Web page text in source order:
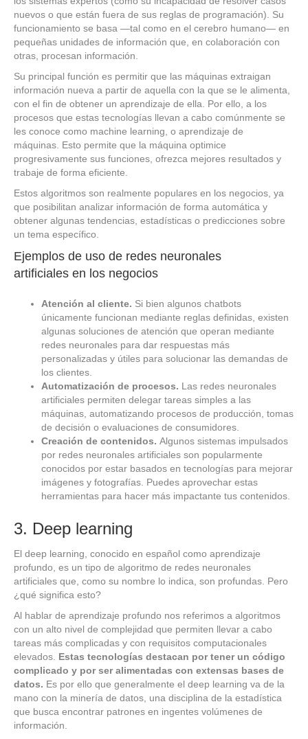
nuevos o que están fuera de sus reglas de programación). Su
funcionamiento se basa —tal como en el cerebro humano— en
pequeñas unidades de información que, en colaboración con
otras, procesan información.
Su principal función es permitir que las máquinas extraigan
información nueva a partir de aquella con la que se le alimenta,
con el fin de obtener un aprendizaje de ella. Por ello, a los
procesos que estas tecnologías llevan a cabo comúnmente se
les conoce como machine learning, o aprendizaje de
máquinas. Esto permite que la máquina optimice
progresivamente sus funciones, ofrezca mejores resultados y
trabaje de forma eficiente.
Estos algoritmos son realmente populares en los negocios, ya
que posibilitan analizar información de forma automática y
obtener algunas tendencias, estadísticas o predicciones sobre
un tema específico.
Ejemplos de uso de redes neuronales
artificiales en los negocios
Atención al cliente. Si bien algunos chatbots
únicamente funcionan mediante reglas definidas, existen
algunas soluciones de atención que operan mediante
redes neuronales para dar respuestas más
personalizadas y útiles para solucionar las demandas de
los clientes.
Automatización de procesos. Las redes neuronales
artificiales permiten delegar tareas simples a las
máquinas, automatizando procesos de producción, tomas
de decisión o evaluaciones de consumidores.
Creación de contenidos. Algunos sistemas impulsados
por redes neuronales artificiales son popularmente
conocidos por estar basados en tecnologías para mejorar
imágenes y fotografías. Puedes aprovechar estas
herramientas para hacer más impactante tus contenidos.
3. Deep learning
El deep learning, conocido en español como aprendizaje
profundo, es un tipo de algoritmo de redes neuronales
artificiales que, como su nombre lo indica, son profundas. Pero
¿qué significa esto?
Al hablar de aprendizaje profundo nos referimos a algoritmos
con un alto nivel de complejidad que permiten llevar a cabo
tareas más complicadas y con requisitos computacionales
elevados. Estas tecnologías destacan por tener un código
complicado y por ser alimentadas con extensas bases de
datos. Es por ello que generalmente el deep learning va de la
mano con la minería de datos, una disciplina de la estadística
que busca encontrar patrones en ingentes volúmenes de
información.